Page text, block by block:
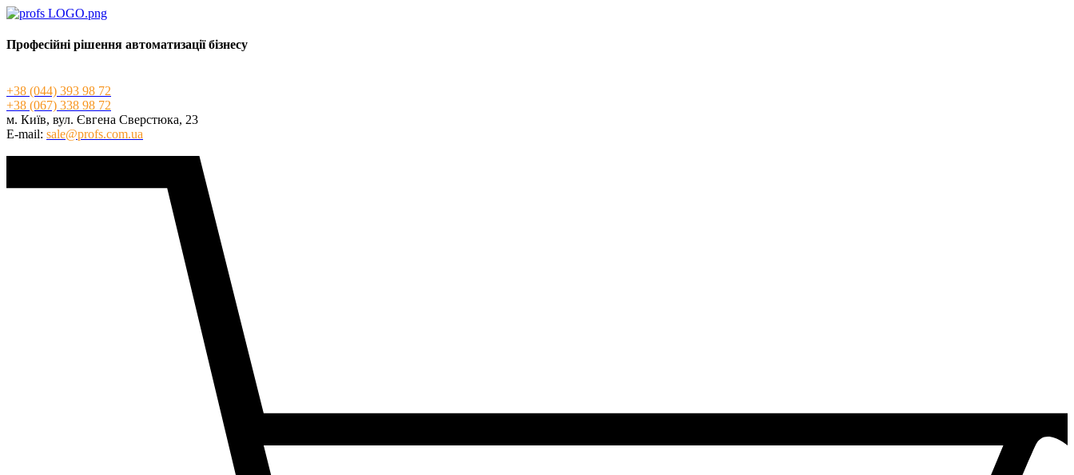
Професійні рішення автоматизації бізнесу
+38 (044) 393 98 72
+38 (067) 338 98 72
м. Київ, вул. Євгена Сверстюка, 23
E-mail: sale@profs.com.ua